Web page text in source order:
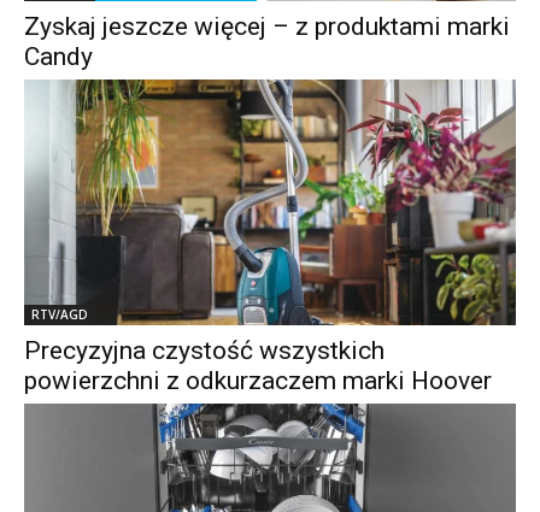
Zyskaj jeszcze więcej – z produktami marki
Candy
RTV/AGD
Precyzyjna czystość wszystkich
powierzchni z odkurzaczem marki Hoover